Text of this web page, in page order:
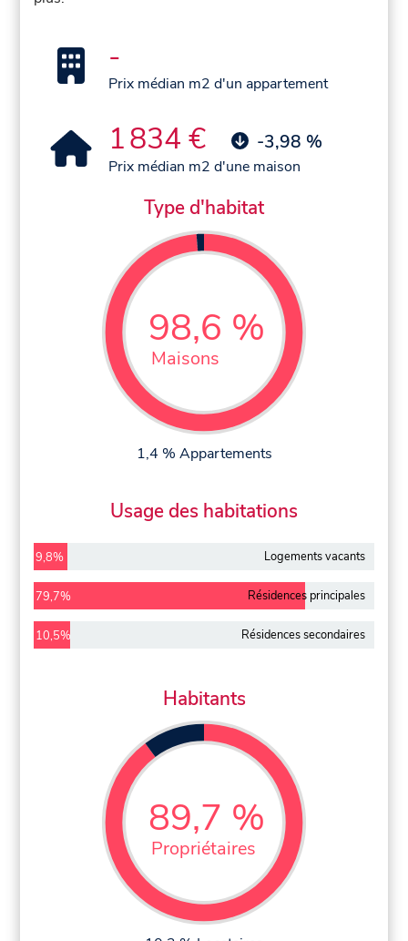
-
Prix médian m2 d'un appartement
1 834 € -3,98 %
Prix médian m2 d'une maison
Type d'habitat
98,6 %
Maisons
1,4 % Appartements
Usage des habitations
9,8% Logements vacants
79,7% Résidences principales
10,5% Résidences secondaires
Habitants
89,7 %
Propriétaires